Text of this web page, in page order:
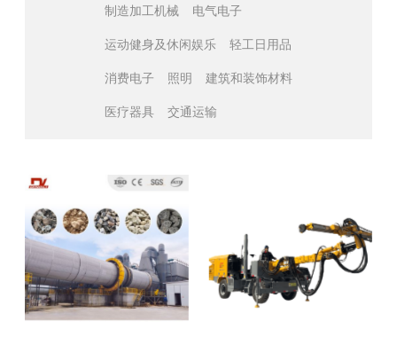
制造加工机械
电气电子
运动健身及休闲娱乐
轻工日用品
消费电子
照明
建筑和装饰材料
医疗器具
交通运输